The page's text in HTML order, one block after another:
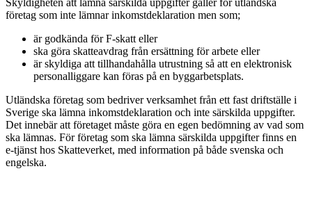
Skyldigheten att lämna särskilda uppgifter gäller för utländska
företag som inte lämnar inkomstdeklaration men som;
är godkända för F-skatt eller
ska göra skatteavdrag från ersättning för arbete eller
är skyldiga att tillhandahålla utrustning så att en elektronisk
personalliggare kan föras på en byggarbetsplats.
Utländska företag som bedriver verksamhet från ett fast driftställe i
Sverige ska lämna inkomstdeklaration och inte särskilda uppgifter.
Det innebär att företaget måste göra en egen bedömning av vad som
ska lämnas. För företag som ska lämna särskilda uppgifter finns en
e-tjänst hos Skatteverket, med information på både svenska och
engelska.